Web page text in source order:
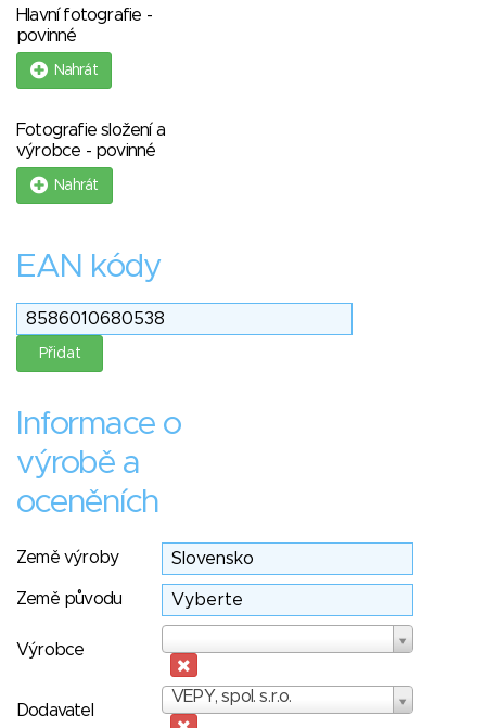
Hlavní fotografie -
povinné
Nahrát
Fotografie složení a
výrobce - povinné
Nahrát
EAN kódy
Informace o
výrobě a
oceněních
Země výroby
Země původu
Výrobce
Dodavatel
VEPY, spol. s.r.o.
Dodavatel